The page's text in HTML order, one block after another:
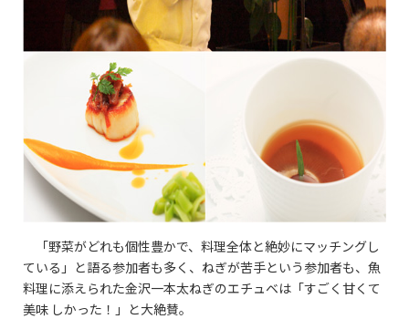
「野菜がどれも個性豊かで、料理全体と絶妙にマッチングし
ている」と語る参加者も多く、ねぎが苦手という参加者も、魚
料理に添えられた金沢一本太ねぎのエチュベは「すごく甘くて
美味 しかった！」と大絶賛。